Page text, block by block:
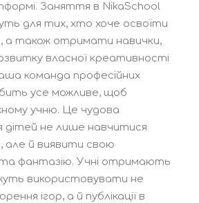
Заняття в NikaSchool
для тих, хто хоче освоїти
а також отримати навички,
власної креативності
команда професійних
усе можливе, щоб
учню. Це чудова
дітей не лише навчитися
але й виявити свою
фантазію. Учні отримають
використовувати не
ігор, а й публікації в